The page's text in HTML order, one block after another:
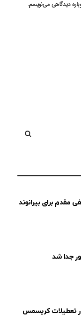
دیدگاهی می‌نویسم.
مقدم برای بیرانوند
ور جدا شد
تعطیلات کریسمس